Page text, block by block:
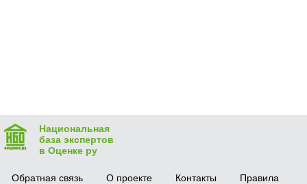
Национальная
база экспертов
в Оценке ру
Обратная связь О проекте Контакты Правила